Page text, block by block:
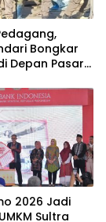
Bongkar
Depan Pasar
2026 Jadi
Sultra